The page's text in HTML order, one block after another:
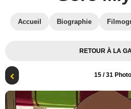
Accueil Biographie
RETOUR À LA
15 / 31